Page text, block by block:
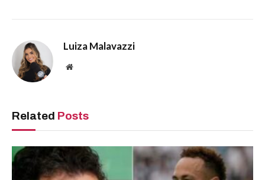
Luiza Malavazzi
Website
Related Posts